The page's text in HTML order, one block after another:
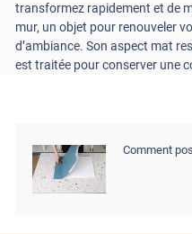
transformez rapidement et de
mur, un objet pour renouveler
d’ambiance. Son aspect mat
est traitée pour conserver une
Comment